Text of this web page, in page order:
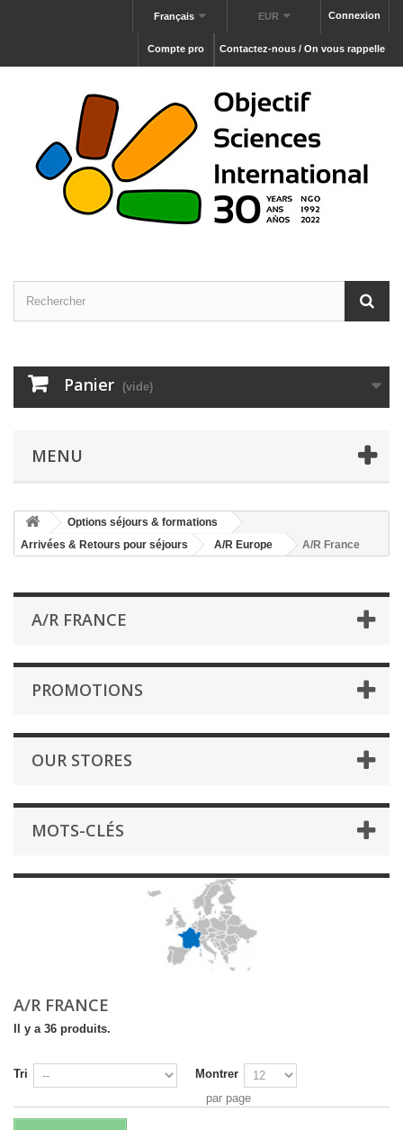
Connexion
EUR
Français
Contactez-nous / On vous rappelle
Compte pro
Panier (vide)
MENU
Options séjours & formations
Arrivées & Retours pour séjours
A/R Europe A/R France
A/R FRANCE
PROMOTIONS
OUR STORES
MOTS-CLÉS
A/R FRANCE
Il y a 36 produits.
Tri
Montrer
par page